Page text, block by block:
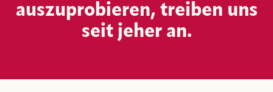
auszuprobieren, treiben uns
seit jeher an.